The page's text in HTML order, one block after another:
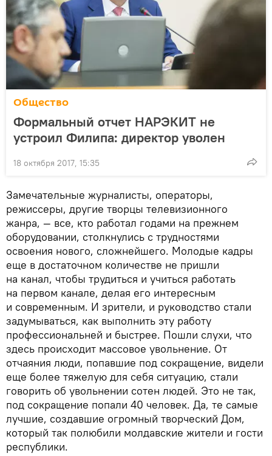
Общество
Формальный отчет НАРЭКИТ не
устроил Филипа: директор уволен
18 октября 2017, 15:35
Замечательные журналисты, операторы,
режиссеры, другие творцы телевизионного
жанра, — все, кто работал годами на прежнем
оборудовании, столкнулись с трудностями
освоения нового, сложнейшего. Молодые кадры
еще в достаточном количестве не пришли
на канал, чтобы трудиться и учиться работать
на первом канале, делая его интересным
и современным. И зрители, и руководство стали
задумываться, как выполнить эту работу
профессиональней и быстрее. Пошли слухи, что
здесь происходит массовое увольнение. От
отчаяния люди, попавшие под сокращение, видели
еще более тяжелую для себя ситуацию, стали
говорить об увольнении сотен людей. Это не так,
под сокращение попали 40 человек. Да, те самые
лучшие, создавшие огромный творческий Дом,
который так полюбили молдавские жители и гости
республики.